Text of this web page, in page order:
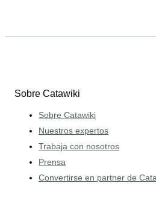
Sobre Catawiki
Sobre Catawiki
Nuestros expertos
Trabaja con nosotros
Prensa
Convertirse en partner de